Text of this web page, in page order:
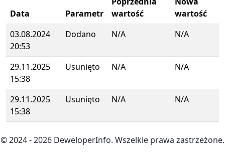
Data Parametr
wartość
wartość
03.08.2024
20:53
Dodano N/A N/A
29.11.2025
15:38
Usunięto N/A N/A
29.11.2025
15:38
Usunięto N/A N/A
© 2024- 2026 DeweloperInfo. Wszelkie prawa zastrzeżone.